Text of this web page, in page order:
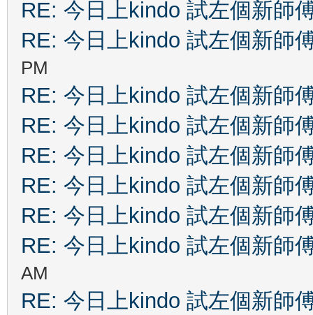
RE: 今日上kindo 試左個新師
RE: 今日上kindo 試左個新師
PM
RE: 今日上kindo 試左個新師
RE: 今日上kindo 試左個新師
RE: 今日上kindo 試左個新師
RE: 今日上kindo 試左個新師
RE: 今日上kindo 試左個新師
RE: 今日上kindo 試左個新師
AM
RE: 今日上kindo 試左個新師